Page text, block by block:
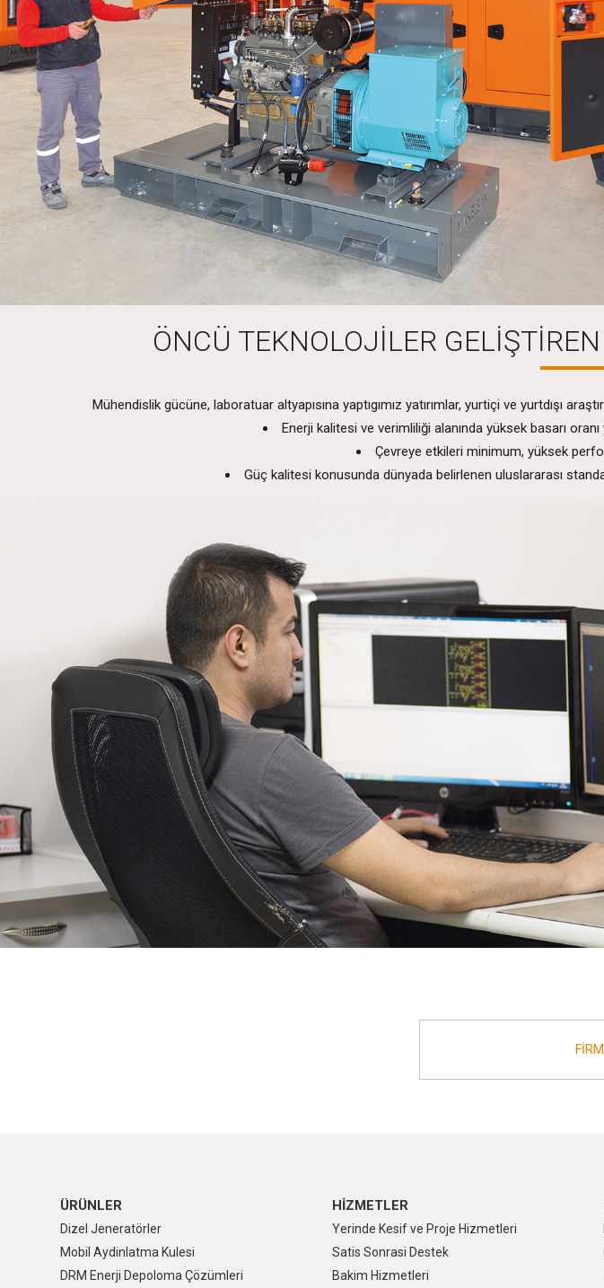
ÖNCÜ TEKNOLOJİLER
Mühendislik gücüne, laboratuar altyapısına yaptıgımız yatırımlar, yurtiçi ve yurtdışı
Enerji kalitesi ve verimliliği alanında yüksek basarı
Çevreye etkileri minimum, yüksek
Güç kalitesi konusunda dünyada belirlenen uluslararası
ÜRÜNLER
Dizel Jeneratörler
Mobil Aydinlatma Kulesi
DRM Enerji Depoloma Çözümleri
HİZMETLER
Yerinde Kesif ve Proje Hizmetleri
Satis Sonrasi Destek
Bakim Hizmetleri